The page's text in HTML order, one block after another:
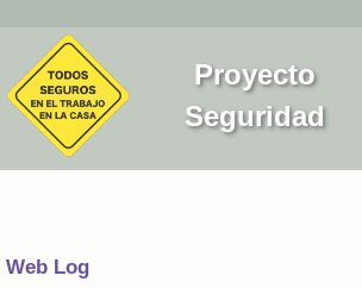
Proyecto
Seguridad
Web Log